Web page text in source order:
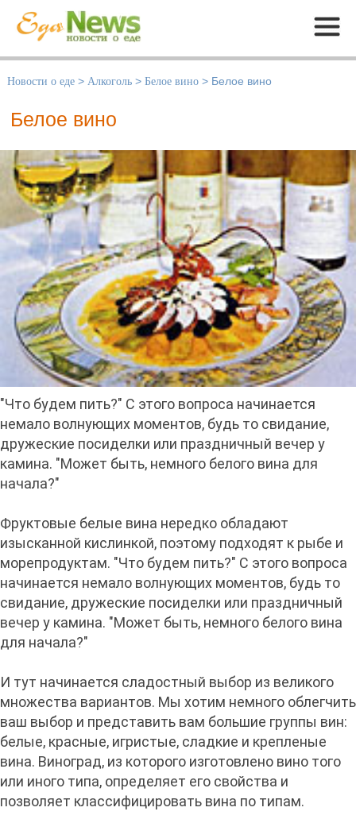
Меню
Новости о еде > Алкоголь > Белое вино > Белое вино
Белое вино
"Что будем пить?" С этого вопроса начинается
немало волнующих моментов, будь то свидание,
дружеские посиделки или праздничный вечер у
камина. "Может быть, немного белого вина для
начала?"
Фруктовые белые вина нередко обладают
изысканной кислинкой, поэтому подходят к рыбе и
морепродуктам. "Что будем пить?" С этого вопроса
начинается немало волнующих моментов, будь то
свидание, дружеские посиделки или праздничный
вечер у камина. "Может быть, немного белого вина
для начала?"
И тут начинается сладостный выбор из великого
множества вариантов. Мы хотим немного облегчить
ваш выбор и представить вам большие группы вин:
белые, красные, игристые, сладкие и крепленые
вина. Виноград, из которого изготовлено вино того
или иного типа, определяет его свойства и
позволяет классифицировать вина по типам.